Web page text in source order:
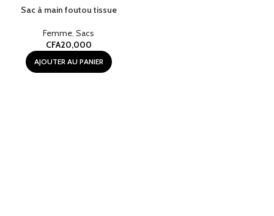
Sac à main foutou tissue
Femme, Sacs
CFA20,000
AJOUTER AU PANIER